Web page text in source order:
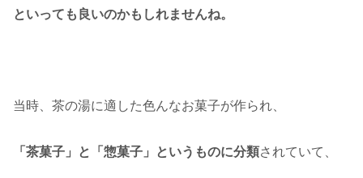
といっても良いのかもしれませんね。
当時、茶の湯に適した色んなお菓子が作られ、
「茶菓子」と「惣菓子」というものに分類されていて、